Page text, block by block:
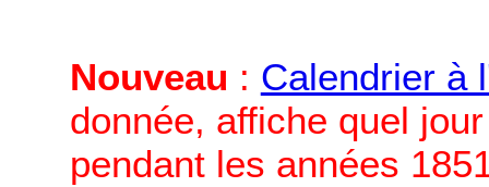
Nouveau : Calendrier à
donnée, affiche quel
pendant les années